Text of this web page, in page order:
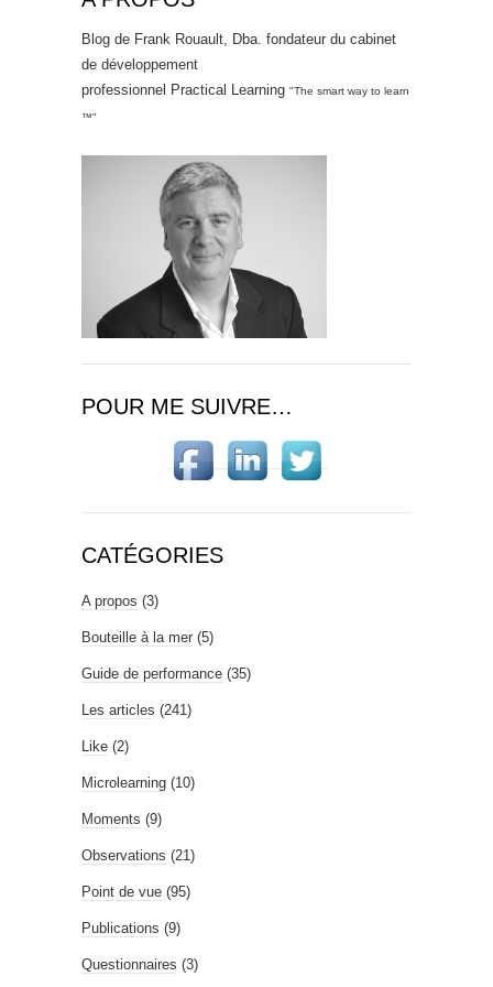
Blog de Frank Rouault, Dba. fondateur du cabinet
de développement
professionnel Practical Learning "The smart way to learn
™"
POUR ME SUIVRE…
CATÉGORIES
A propos (3)
Bouteille à la mer (5)
Guide de performance (35)
Les articles (241)
Like (2)
Microlearning (10)
Moments (9)
Observations (21)
Point de vue (95)
Publications (9)
Questionnaires (3)